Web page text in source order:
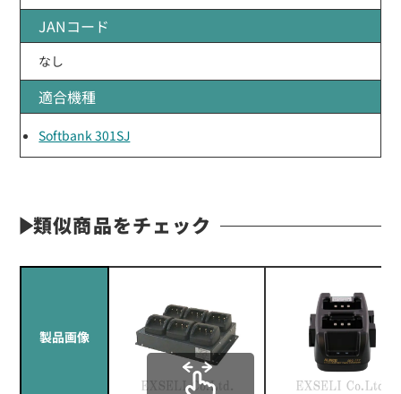
JANコード
なし
適合機種
Softbank 301SJ
類似商品をチェック
製品画像